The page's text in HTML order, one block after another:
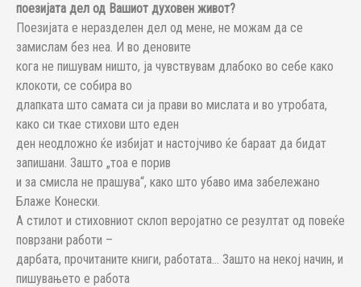
поезијата дел од Вашиот духовен живот?
Поезијата е неразделен дел од мене, не можам да се
замислам без неа. И во деновите
кога не пишувам ништо, ја чувствувам длабоко во себе како
клокоти, се собира во
длапката што самата си ја прави во мислата и во утробата,
како си ткае стихови што еден
ден неодложно ќе избијат и настојчиво ќе бараат да бидат
запишани. Зашто „тоа е порив
и за смисла не прашува“, како што убаво има забележано
Блаже Конески.
А стилот и стиховниот склоп веројатно се резултат од повеќе
поврзани работи –
дарбата, прочитаните книги, работата… Зашто на некој начин, и
пишувањето е работа